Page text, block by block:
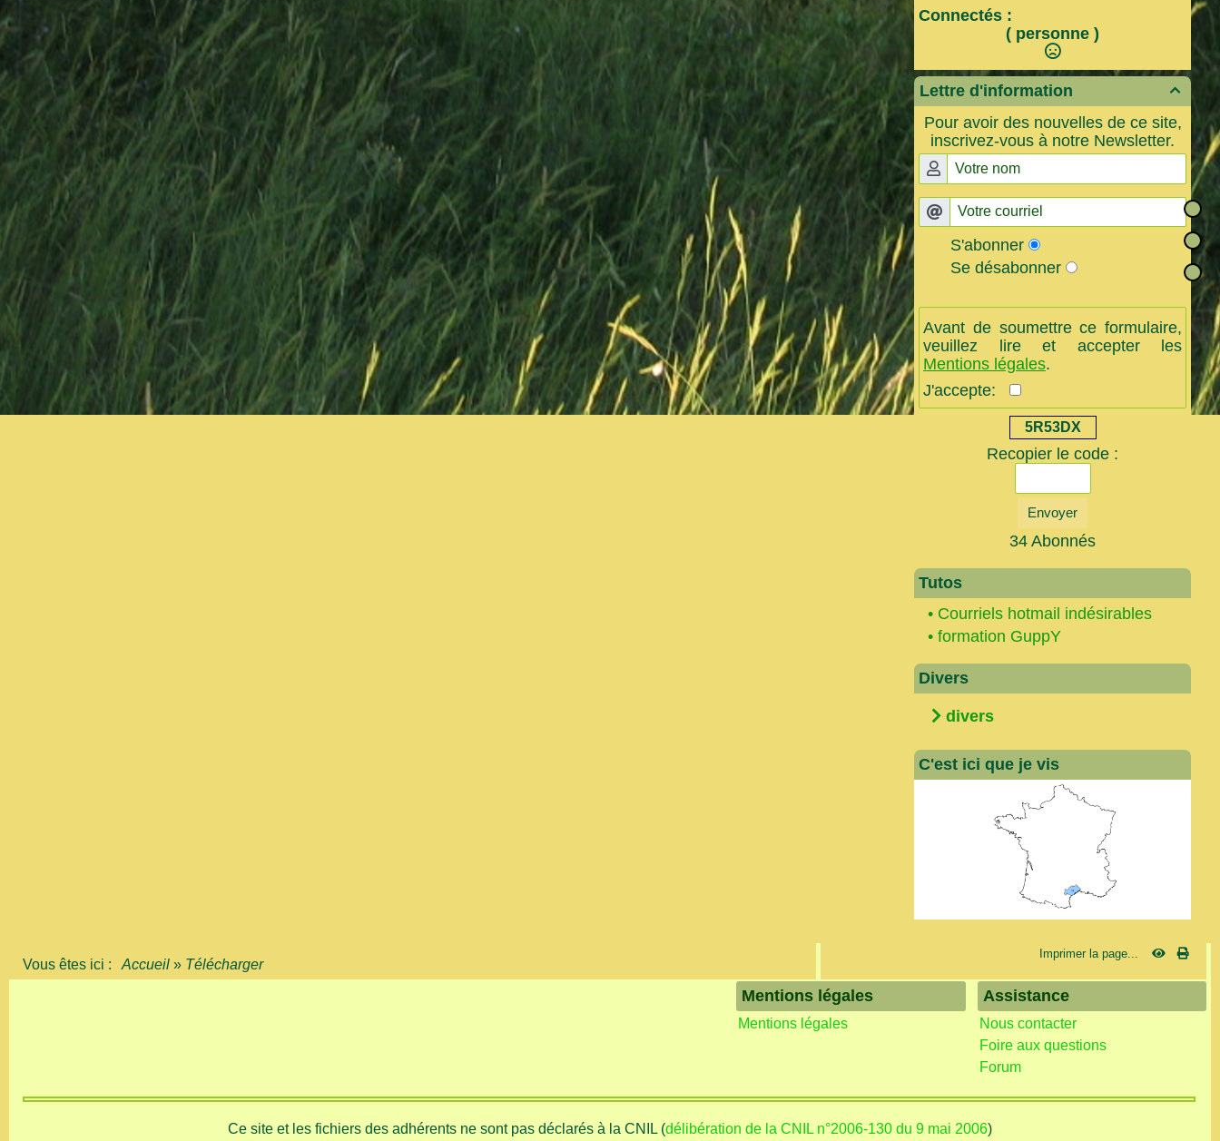
Connectés :
( personne )

Lettre d'information
Pour avoir des nouvelles de ce site,
inscrivez-vous à notre Newsletter.
S'abonner
Se désabonner
Avant de soumettre ce formulaire,
veuillez lire et accepter les
Mentions légales.
J'accepte:
5R53DX
Recopier le code :
Envoyer
34 Abonnés
Tutos
• Courriels hotmail indésirables
• formation GuppY
Divers
divers
C'est ici que je vis
Vous êtes ici : Accueil » Télécharger
Imprimer la page...
Mentions légales
Mentions légales
Assistance
Nous contacter
Foire aux questions
Forum
Ce site et les fichiers des adhérents ne sont pas déclarés à la CNIL (délibération de la CNIL n°2006-130 du 9 mai 2006)